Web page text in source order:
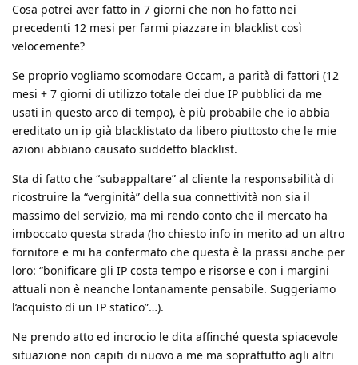
Cosa potrei aver fatto in 7 giorni che non ho fatto nei
precedenti 12 mesi per farmi piazzare in blacklist così
velocemente?
Se proprio vogliamo scomodare Occam, a parità di fattori (12
mesi + 7 giorni di utilizzo totale dei due IP pubblici da me
usati in questo arco di tempo), è più probabile che io abbia
ereditato un ip già blacklistato da libero piuttosto che le mie
azioni abbiano causato suddetto blacklist.
Sta di fatto che “subappaltare” al cliente la responsabilità di
ricostruire la “verginità” della sua connettività non sia il
massimo del servizio, ma mi rendo conto che il mercato ha
imboccato questa strada (ho chiesto info in merito ad un altro
fornitore e mi ha confermato che questa è la prassi anche per
loro: “bonificare gli IP costa tempo e risorse e con i margini
attuali non è neanche lontanamente pensabile. Suggeriamo
l’acquisto di un IP statico”…).
Ne prendo atto ed incrocio le dita affinché questa spiacevole
situazione non capiti di nuovo a me ma soprattutto agli altri